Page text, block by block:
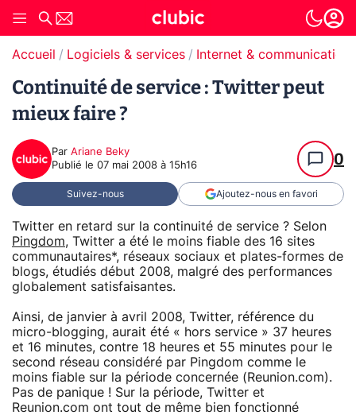
Accueil Logiciels & services Internet & communication
Continuité de service : Twitter peut
mieux faire ?
Par Ariane Beky
Publié le 07 mai 2008 à 15h16 0
Suivez-nous Ajoutez-nous en favori
Twitter en retard sur la continuité de service ? Selon
Pingdom, Twitter a été le moins fiable des 16 sites
communautaires*, réseaux sociaux et plates-formes de
blogs, étudiés début 2008, malgré des performances
globalement satisfaisantes.
Ainsi, de janvier à avril 2008, Twitter, référence du
micro-blogging, aurait été « hors service » 37 heures
et 16 minutes, contre 18 heures et 55 minutes pour le
second réseau considéré par Pingdom comme le
moins fiable sur la période concernée (Reunion.com).
Pas de panique ! Sur la période, Twitter et
Reunion.com ont tout de même bien fonctionné